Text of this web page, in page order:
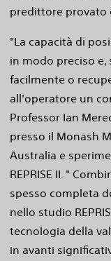
predittore provato
"La capacità di
in modo preciso e,
facilmente o
all'operatore un
Professor Ian
presso il Monash
Australia e
REPRISE II. "
spesso completa
nello studio
tecnologia della
in avanti